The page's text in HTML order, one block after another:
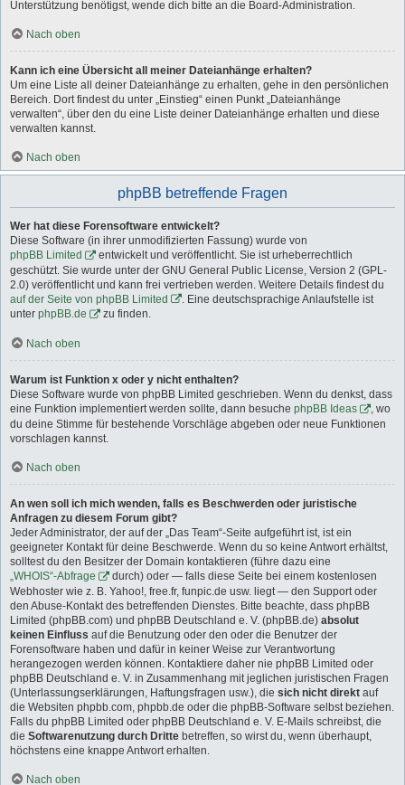
Unterstützung benötigst, wende dich bitte an die Board-Administration.
Nach oben
Kann ich eine Übersicht all meiner Dateianhänge erhalten?
Um eine Liste all deiner Dateianhänge zu erhalten, gehe in den persönlichen
Bereich. Dort findest du unter „Einstieg“ einen Punkt „Dateianhänge
verwalten“, über den du eine Liste deiner Dateianhänge erhalten und diese
verwalten kannst.
Nach oben
phpBB betreffende Fragen
Wer hat diese Forensoftware entwickelt?
Diese Software (in ihrer unmodifizierten Fassung) wurde von
phpBB Limited
entwickelt und veröffentlicht. Sie ist urheberrechtlich
geschützt. Sie wurde unter der GNU General Public License, Version 2 (GPL-
2.0) veröffentlicht und kann frei vertrieben werden. Weitere Details findest du
auf der Seite von phpBB Limited
. Eine deutschsprachige Anlaufstelle ist
unter phpBB.de zu finden.
Nach oben
Warum ist Funktion x oder y nicht enthalten?
Diese Software wurde von phpBB Limited geschrieben. Wenn du denkst, dass
eine Funktion implementiert werden sollte, dann besuche phpBB Ideas
, wo
du deine Stimme für bestehende Vorschläge abgeben oder neue Funktionen
vorschlagen kannst.
Nach oben
An wen soll ich mich wenden, falls es Beschwerden oder juristische
Anfragen zu diesem Forum gibt?
Jeder Administrator, der auf der „Das Team“-Seite aufgeführt ist, ist ein
geeigneter Kontakt für deine Beschwerde. Wenn du so keine Antwort erhältst,
solltest du den Besitzer der Domain kontaktieren (führe dazu eine
„WHOIS“-Abfrage
durch) oder — falls diese Seite bei einem kostenlosen
Webhoster wie z. B. Yahoo!, free.fr, funpic.de usw. liegt — den Support oder
den Abuse-Kontakt des betreffenden Dienstes. Bitte beachte, dass phpBB
Limited (phpBB.com) und phpBB Deutschland e. V. (phpBB.de) absolut
keinen Einfluss auf die Benutzung oder den oder die Benutzer der
Forensoftware haben und dafür in keiner Weise zur Verantwortung
herangezogen werden können. Kontaktiere daher nie phpBB Limited oder
phpBB Deutschland e. V. in Zusammenhang mit jeglichen juristischen Fragen
(Unterlassungserklärungen, Haftungsfragen usw.), die sich nicht direkt auf
die Websiten phpbb.com, phpbb.de oder die phpBB-Software selbst beziehen.
Falls du phpBB Limited oder phpBB Deutschland e. V. E-Mails schreibst, die
die Softwarenutzung durch Dritte betreffen, so wirst du, wenn überhaupt,
höchstens eine knappe Antwort erhalten.
Nach oben